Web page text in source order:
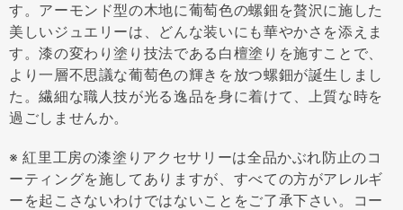
す。アーモンド型の木地に葡萄色の螺鈿を贅沢に施した
美しいジュエリーは、どんな装いにも華やかさを添えま
す。漆の変わり塗り技法である白檀塗りを施すことで、
より一層不思議な葡萄色の輝きを放つ螺鈿が誕生しまし
た。繊細な職人技が光る逸品を身に着けて、上質な時を
過ごしませんか。
※ 紅里工房の漆塗りアクセサリーは全品かぶれ防止のコ
ーティングを施してありますが、すべての方がアレルギ
ーを起こさないわけではないことをご了承下さい。コー